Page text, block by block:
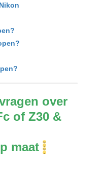
over
of Z30 &
maat